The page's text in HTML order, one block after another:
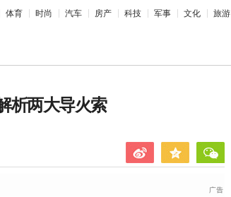
体育 时尚 汽车 房产 科技 军事 文化 旅游
析两大导火索